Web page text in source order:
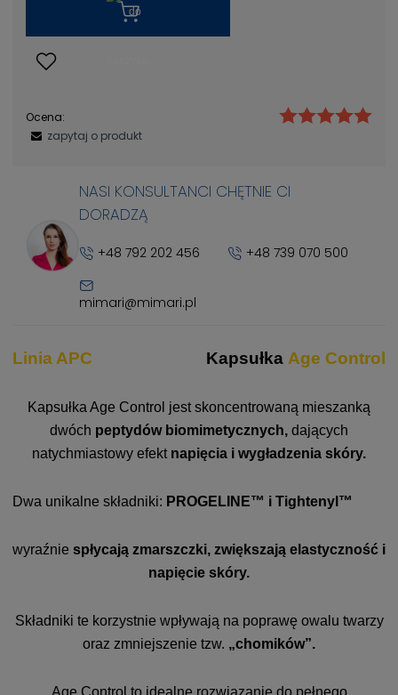
Ocena:
zapytaj o produkt
NASI KONSULTANCI CHĘTNIE CI
DORADZĄ
+48 792 202 456 +48 739 070 500
mimari@mimari.pl
Linia APC Kapsułka Age Control
Kapsułka Age Control jest skoncentrowaną mieszanką
dwóch peptydów biomimetycznych, dających
natychmiastowy efekt napięcia i wygładzenia skóry.
Dwa unikalne składniki: PROGELINE™ i Tightenyl™
wyraźnie spłycają zmarszczki, zwiększają elastyczność i
napięcie skóry.
Składniki te korzystnie wpływają na poprawę owalu twarzy
oraz zmniejszenie tzw. „chomików”.
Age Control to idealne rozwiązanie do pełnego